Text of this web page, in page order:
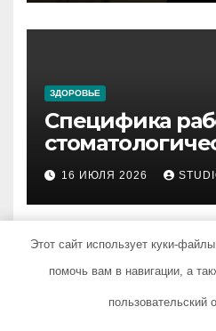
ЗДОРОВЬЕ
Специфика
в мегаполисе
16 ИЮЛЯ 2026
Методы
Этот сайт использует куки-
помочь вам в навигации, а
пользовательский